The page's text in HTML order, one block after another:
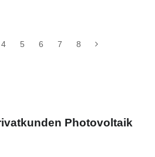
4 5 6 7 8
Photovoltaik